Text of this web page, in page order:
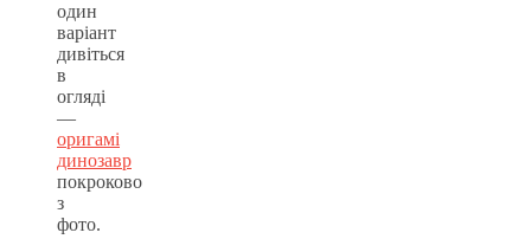
один
варіант
дивіться
в
огляді
—
оригамі
динозавр
покроково
з
фото.